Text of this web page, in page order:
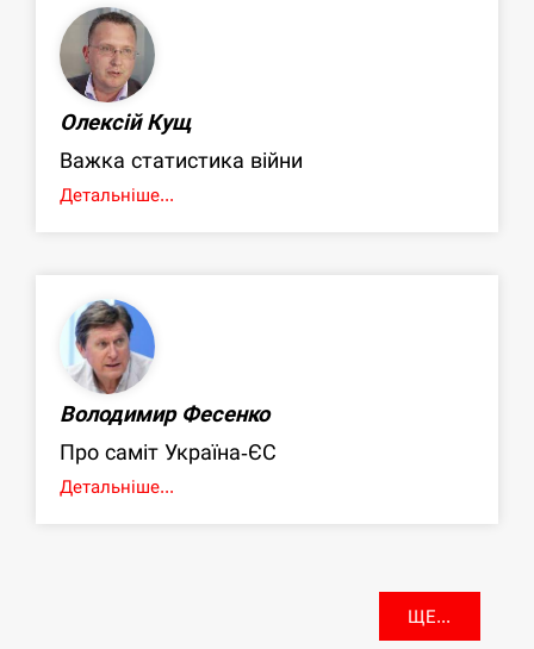
Олексій Кущ
Важка статистика війни
Детальніше...
Володимир Фесенко
Про саміт Україна-ЄС
Детальніше...
ЩЕ...